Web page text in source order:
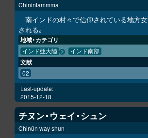
Chinintammma
南インドの村々で信仰されている地方
される。
地域・カテゴリ
インド亜大陸 インド南部
文献
02
Last-update:
2015-12-18
チヌン・ウェイ・シュン
Chinün way shun